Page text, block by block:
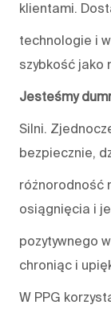
klientami.
technologie i
szybkość jako
Jesteśmy
Silni.
bezpiecznie,
różnorodność
osiągnięcia i
pozytywnego
chroniąc i
W PPG